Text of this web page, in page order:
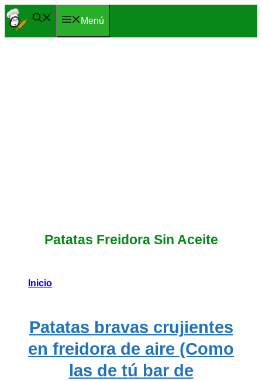
Saltar
al
Menú
Patatas Freidora Sin Aceite
Inicio
Patatas bravas crujientes
en freidora de aire (Como
las de tú bar de